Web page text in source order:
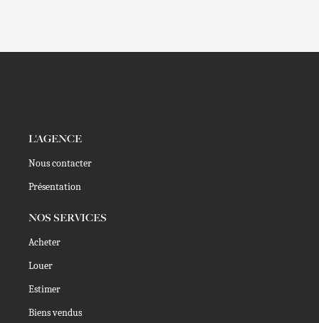
L'AGENCE
Nous contacter
Présentation
NOS SERVICES
Acheter
Louer
Estimer
Biens vendus